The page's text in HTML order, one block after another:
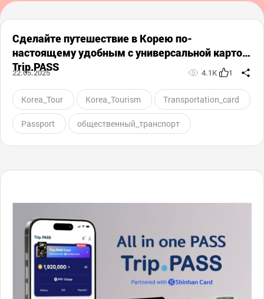
Сделайте путешествие в Корею по-
настоящему удобным с универсальной картой
Trip.PASS
22.05.2025 4.1K 1
Korea_Tour Korea_Tourism Transportation_card
Passport общественный_транспорт